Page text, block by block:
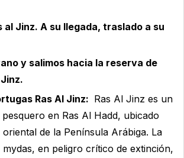
al Jinz. A su llegada, traslado a su
y salimos hacia la reserva de
Ras Al Jinz: Ras Al Jinz es un
en Ras Al Hadd, ubicado
de la Península Arábiga. La
en peligro crítico de extinción,